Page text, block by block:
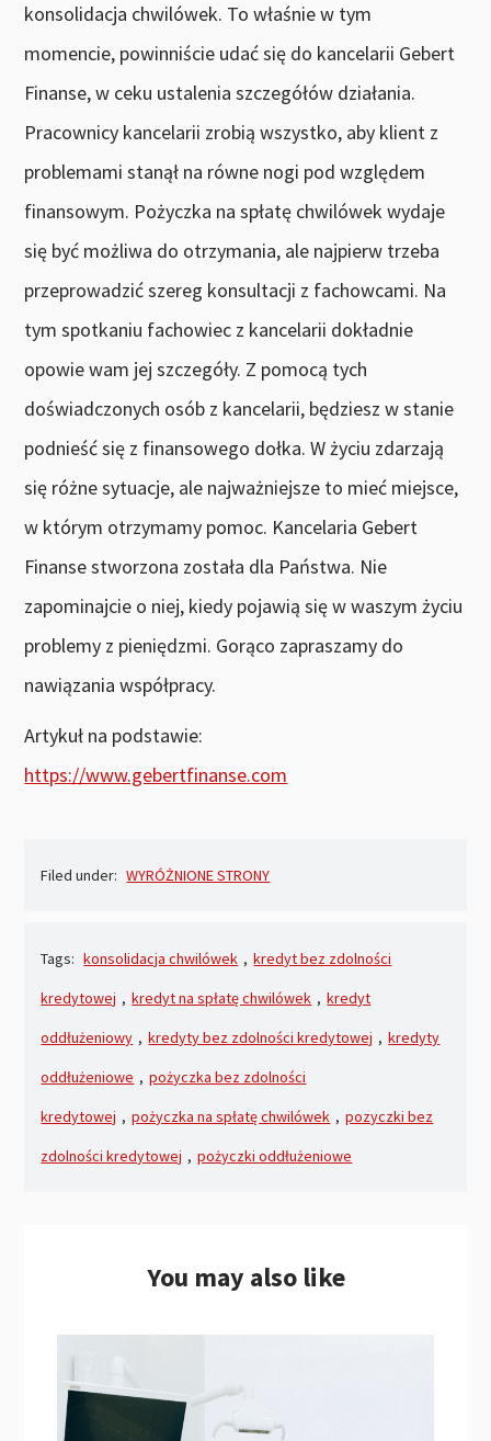
konsolidacja chwilówek. To właśnie w tym
momencie, powinniście udać się do kancelarii Gebert
Finanse, w ceku ustalenia szczegółów działania.
Pracownicy kancelarii zrobią wszystko, aby klient z
problemami stanął na równe nogi pod względem
finansowym. Pożyczka na spłatę chwilówek wydaje
się być możliwa do otrzymania, ale najpierw trzeba
przeprowadzić szereg konsultacji z fachowcami. Na
tym spotkaniu fachowiec z kancelarii dokładnie
opowie wam jej szczegóły. Z pomocą tych
doświadczonych osób z kancelarii, będziesz w stanie
podnieść się z finansowego dołka. W życiu zdarzają
się różne sytuacje, ale najważniejsze to mieć miejsce,
w którym otrzymamy pomoc. Kancelaria Gebert
Finanse stworzona została dla Państwa. Nie
zapominajcie o niej, kiedy pojawią się w waszym życiu
problemy z pieniędzmi. Gorąco zapraszamy do
nawiązania współpracy.
Artykuł na podstawie:
https://www.gebertfinanse.com
Filed under: WYRÓŻNIONE STRONY
Tags: konsolidacja chwilówek , kredyt bez zdolności
kredytowej , kredyt na spłatę chwilówek , kredyt
oddłużeniowy , kredyty bez zdolności kredytowej , kredyty
oddłużeniowe , pożyczka bez zdolności
kredytowej , pożyczka na spłatę chwilówek , pozyczki bez
zdolności kredytowej , pożyczki oddłużeniowe
You may also like